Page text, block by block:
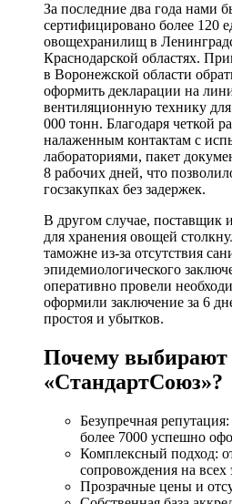
За последние два года нами
сертифицировано более 120
овощехранилищ в
Краснодарской областях.
в Воронежской области
оформить декларации на
вентиляционную технику
000 тонн. Благодаря четкой
налаженным контактам с
лабораториями, пакет
8 рабочих дней, что
госзакупках без задержек.
В другом случае, поставщик
для хранения овощей
таможне из-за отсутствия
эпидемиологического
оперативно провели
оформили заключение за 6
простоя и убытков.
Почему выбирают
«СтандартСоюз»?
Безупречная
более 7000 успешно
Комплексный подход:
сопровождения на всех
Прозрачные цены и